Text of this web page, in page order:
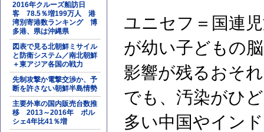
2016年クルーズ船訪日
客 78.5％増199万人 港
湾別寄港数ランキング 博
多港、県は沖縄県
図表で見る北朝鮮ミサイル
と防衛システム／南北朝鮮
＋東アジア各国の戦力
先制攻撃か電撃交渉か、予
断を許さない朝鮮半島情勢
主要外車の国内販売台数推
移 2013～2016年 ポル
シェ4年比41％増
ユニセフ＝国連
が幼い子どもの
影響が残るおそ
でも、汚染がひ
多い中国やイン